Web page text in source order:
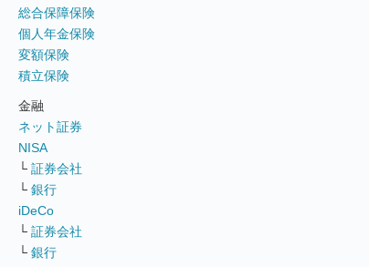
総合保障保険
個人年金保険
変額保険
積立保険
金融
ネット証券
NISA
└ 証券会社
└ 銀行
iDeCo
└ 証券会社
└ 銀行